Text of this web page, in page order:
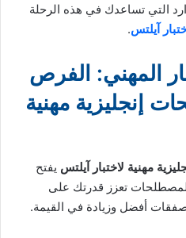
التي تساعدك في هذه الرحلة
آيلتس.
المهني: الفرص
إنجليزية مهنية
مهنية لاختبار آيلتس يفتح
تعزز قدرتك على
أفضل وزيادة في القيمة.